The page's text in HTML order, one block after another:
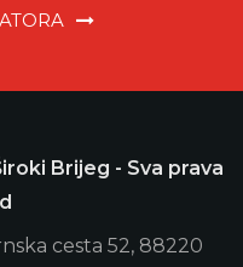
Brijeg - Sva prava
cesta 52, 88220